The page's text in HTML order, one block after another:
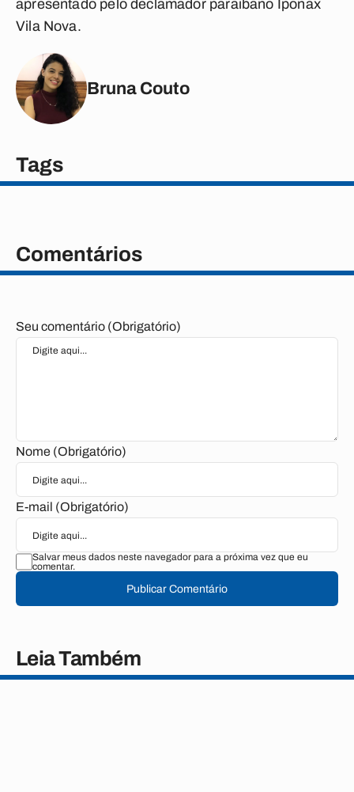
apresentado pelo declamador paraibano Iponax
Vila Nova.
Bruna Couto
Tags
Comentários
Seu comentário (Obrigatório)
Nome (Obrigatório)
E-mail (Obrigatório)
Salvar meus dados neste navegador para a próxima vez que eu
comentar.
Publicar Comentário
Leia Também